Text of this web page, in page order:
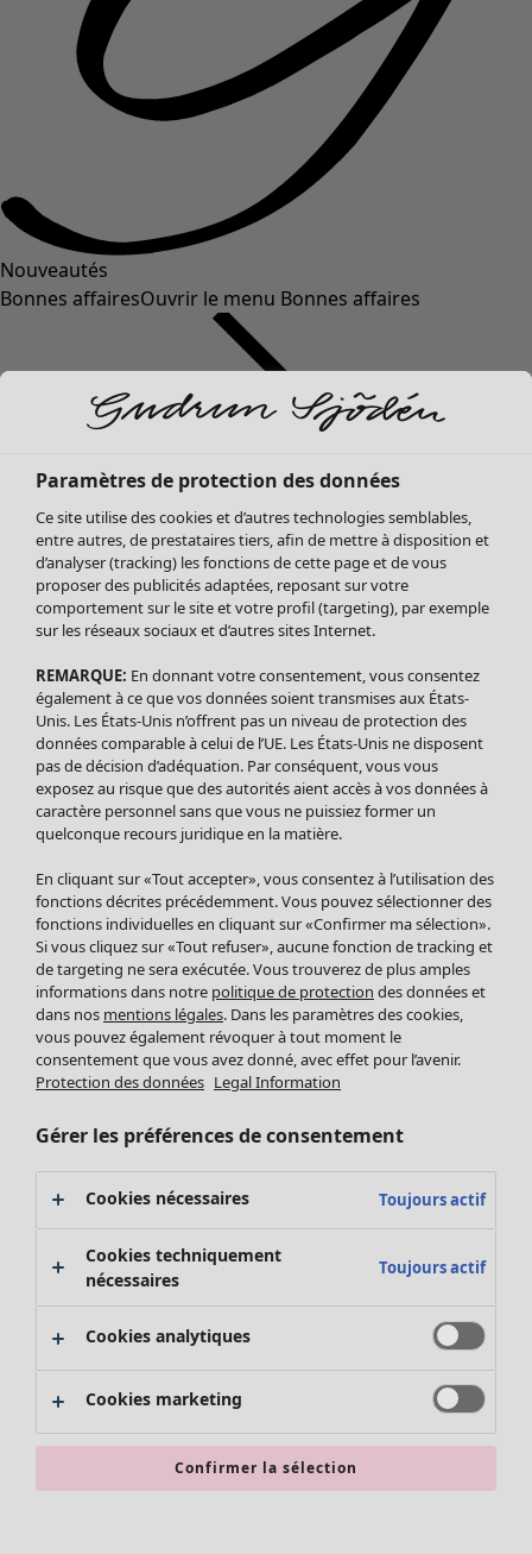
Nouveautés
Bonnes affairesOuvrir le menu Bonnes affaires
Soldes Vêtements
Tous les vêtements
Robes
Tuniques
Blouses
Tops
Gilets
Pantalon
Jupes
Leggings et collants
Accessoires
Chaussures
Vêtements de bain
Basics
Soldes Mobilier
Bonnes affaires déco
Décoration
Textiles
Tapis
Éponge
Promos SOLDES
Les promos de Gudrun Sjödén
Nouvel arrivage
Bonnes affaires en soldes - jusqu'à -70
Paramètres de protection des données
Ce site utilise des cookies et d’autres technologies semblables,
entre autres, de prestataires tiers, afin de mettre à disposition et
d’analyser (tracking) les fonctions de cette page et de vous
proposer des publicités adaptées, reposant sur votre
comportement sur le site et votre profil (targeting), par exemple
sur les réseaux sociaux et d’autres sites Internet.
REMARQUE: En donnant votre consentement, vous consentez
également à ce que vos données soient transmises aux États-
Unis. Les États-Unis n’offrent pas un niveau de protection des
données comparable à celui de l’UE. Les États-Unis ne disposent
pas de décision d’adéquation. Par conséquent, vous vous
exposez au risque que des autorités aient accès à vos données à
caractère personnel sans que vous ne puissiez former un
quelconque recours juridique en la matière.
En cliquant sur «Tout accepter», vous consentez à l’utilisation des
fonctions décrites précédemment. Vous pouvez sélectionner des
fonctions individuelles en cliquant sur «Confirmer ma sélection».
Si vous cliquez sur «Tout refuser», aucune fonction de tracking et
de targeting ne sera exécutée. Vous trouverez de plus amples
informations dans notre politique de protection des données et
dans nos mentions légales. Dans les paramètres des cookies,
vous pouvez également révoquer à tout moment le
consentement que vous avez donné, avec effet pour l’avenir.
Protection des données Legal Information
Gérer les préférences de consentement
Cookies nécessaires Toujours actif
Cookies techniquement
nécessaires
Toujours actif
Cookies analytiques
Cookies marketing
Confirmer la sélection